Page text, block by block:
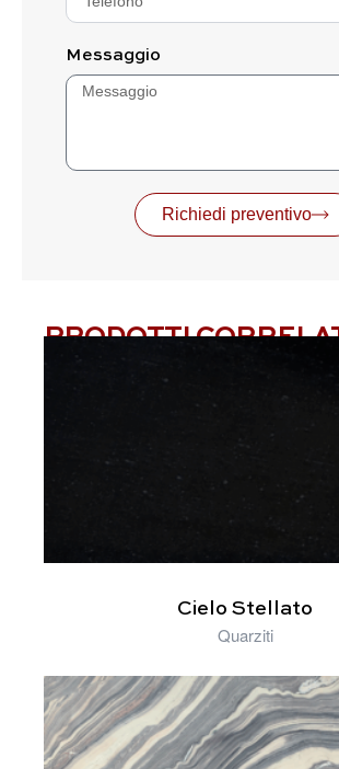
Messaggio
Richiedi preventivo
PRODOTTI
Cielo Stellato
Quarziti